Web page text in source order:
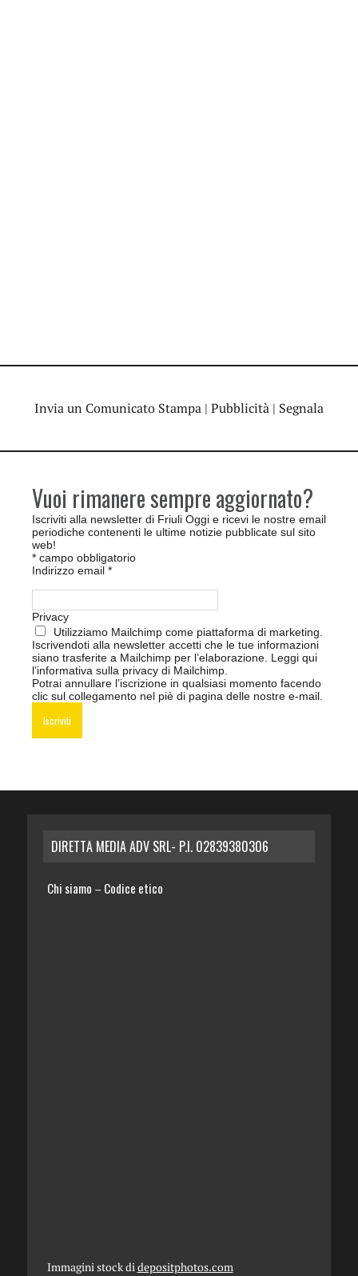
Invia un Comunicato Stampa | Pubblicità | Segnala
Vuoi rimanere sempre aggiornato?
Iscriviti alla newsletter di Friuli Oggi e ricevi le nostre email
periodiche contenenti le ultime notizie pubblicate sul sito
web!
* campo obbligatorio
Indirizzo email *
Privacy
Utilizziamo Mailchimp come piattaforma di marketing.
Iscrivendoti alla newsletter accetti che le tue informazioni
siano trasferite a Mailchimp per l’elaborazione. Leggi qui
l’informativa sulla privacy di Mailchimp.
Potrai annullare l’iscrizione in qualsiasi momento facendo
clic sul collegamento nel piè di pagina delle nostre e-mail.
DIRETTA MEDIA ADV SRL- P.I. 02839380306
Chi siamo – Codice etico
Immagini stock didepositphotos.com